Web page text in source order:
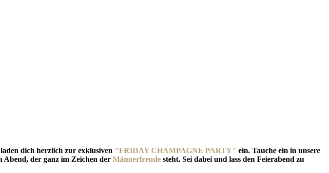
dich herzlich zur exklusiven "FRIDAY CHAMPAGNE PARTY" ein. Tauche ein in unsere
Abend, der ganz im Zeichen der Männerfreude steht. Sei dabei und lass den Feierabend zu